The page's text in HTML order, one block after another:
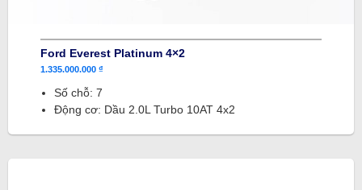
Ford Everest Platinum 4×2
1.335.000.000 ₫
Số chỗ: 7
Động cơ: Dầu 2.0L Turbo 10AT 4x2